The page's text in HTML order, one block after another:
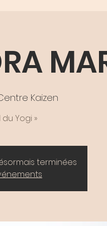
Kaizen
du Yogi »
terminées